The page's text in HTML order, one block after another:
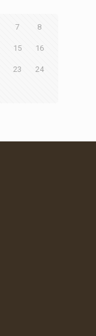
7 8
15 16
23 24